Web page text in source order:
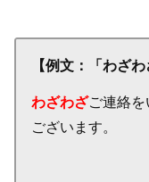
【例文：「わざ
わざわざご連絡を
ございます。